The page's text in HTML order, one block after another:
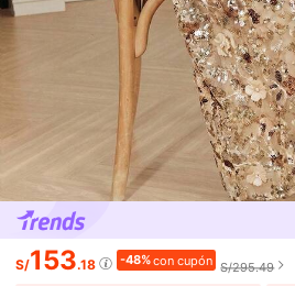
S/153.18 -48%con cupón S/295.49